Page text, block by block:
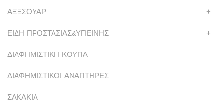
ΑΞΕΣΟΥΑΡ +
ΕΙΔΗ ΠΡΟΣΤΑΣΙΑΣ&ΥΓΙΕΙΝΗΣ +
ΔΙΑΦΗΜΙΣΤΙΚΗ ΚΟΥΠΑ
ΔΙΑΦΗΜΙΣΤΙΚΟΙ ΑΝΑΠΤΗΡΕΣ
ΣΑΚΑΚΙΑ